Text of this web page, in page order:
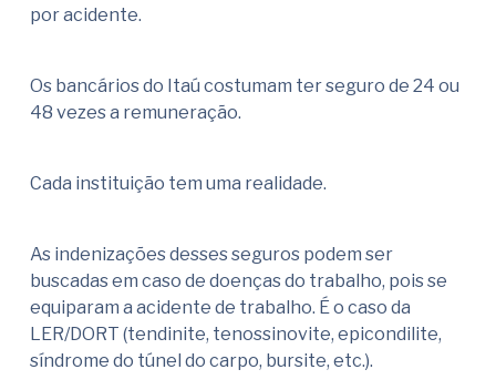
por acidente.
Os bancários do Itaú costumam ter seguro de 24 ou
48 vezes a remuneração.
Cada instituição tem uma realidade.
As indenizações desses seguros podem ser
buscadas em caso de doenças do trabalho, pois se
equiparam a acidente de trabalho. É o caso da
LER/DORT (tendinite, tenossinovite, epicondilite,
síndrome do túnel do carpo, bursite, etc.).